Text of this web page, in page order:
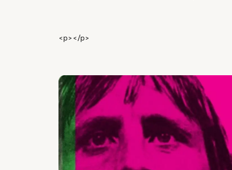
<p></p>